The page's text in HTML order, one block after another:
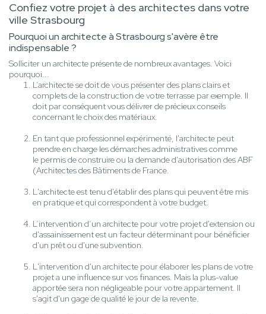
Confiez votre projet à des architectes dans votre
ville Strasbourg
Pourquoi un architecte à Strasbourg s'avère être
indispensable ?
Solliciter un architecte présente de nombreux avantages. Voici
pourquoi...
L’architecte se doit de vous présenter des plans clairs et
complets de la construction de votre terrasse par exemple. Il
doit par conséquent vous délivrer de précieux conseils
concernant le choix des matériaux.
En tant que professionnel expérimenté, l'architecte peut
prendre en charge les démarches administratives comme
le permis de construire ou la demande d'autorisation des ABF
(Architectes des Bâtiments de France.
L'architecte est tenu d'établir des plans qui peuvent être mis
en pratique et qui correspondent à votre budget.
L’intervention d’un architecte pour votre projet d'extension ou
d'assainissement est un facteur déterminant pour bénéficier
d'un prêt ou d'une subvention.
L'intervention d'un architecte pour élaborer les plans de votre
projet a une influence sur vos finances. Mais la plus-value
apportée sera non négligeable pour votre appartement. Il
s'agit d'un gage de qualité le jour de la revente.